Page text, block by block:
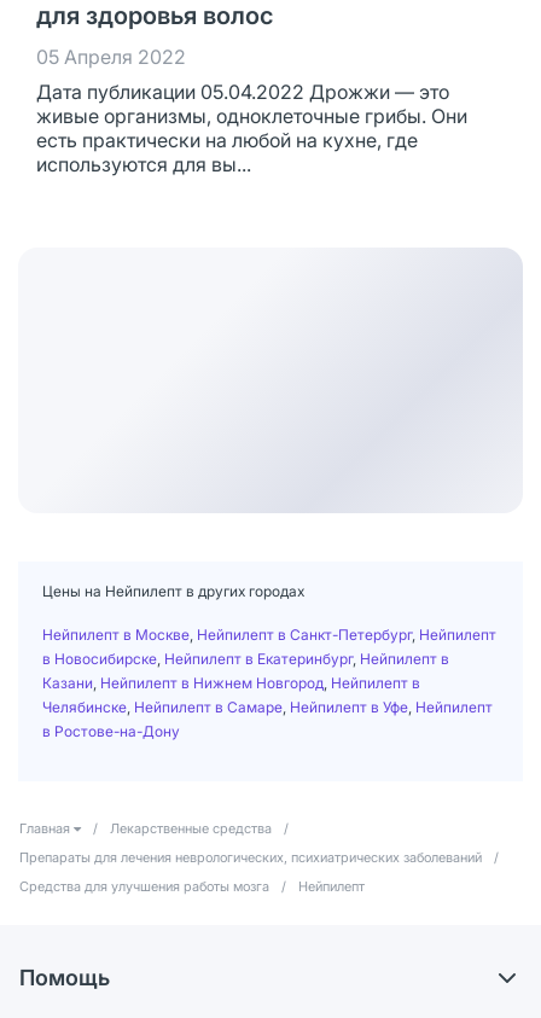
для здоровья волос
05 Апреля 2022
Дата публикации 05.04.2022 Дрожжи — это
живые организмы, одноклеточные грибы. Они
есть практически на любой на кухне, где
используются для вы...
Цены на Нейпилепт в других городах
Нейпилепт в Москве Нейпилепт в Санкт-Петербург, Нейпилепт
в Новосибирске Нейпилепт в Екатеринбург, Нейпилепт в
Казани Нейпилепт в Нижнем Новгород Нейпилепт в
Челябинске Нейпилепт в Самаре Нейпилепт в Уфе Нейпилепт
в Ростове-на-Дону
Главная / Лекарственные средства
/
Препараты для лечения неврологических, психиатрических заболеваний
/
Средства для улучшения работы мозга
/ Нейпилепт
Помощь